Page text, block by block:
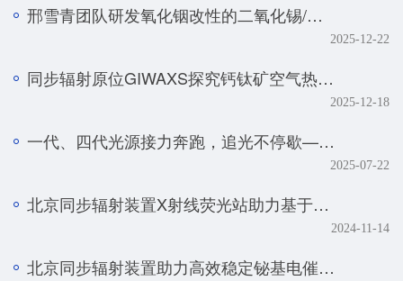
邢雪青团队研发氧化铟改性的二氧化锡/石墨烯复合催化剂——实现强酸体系下工业级电流密度的高效二氧化碳-甲酸转化
2025-12-22
同步辐射原位GIWAXS探究钙钛矿空气热处理的降解机制
2025-12-18
一代、四代光源接力奔跑，追光不停歇——BSRF第二十九届用户学术年会暨HEPS用户研讨会顺利召开
2025-07-22
北京同步辐射装置X射线荧光站助力基于人工智能技术的金属组学研究取得系列进展
2024-11-14
北京同步辐射装置助力高效稳定铋基电催化剂研究取得新进展